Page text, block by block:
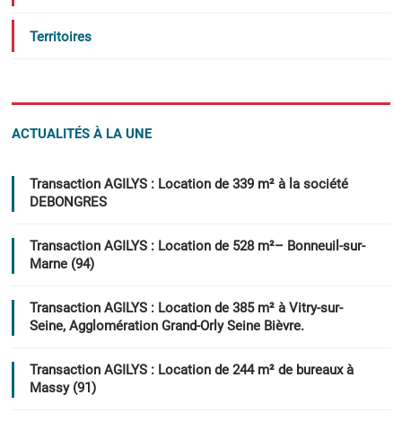
Territoires
ACTUALITÉS À LA UNE
Transaction AGILYS : Location de 339 m² à la société
DEBONGRES
Transaction AGILYS : Location de 528 m²– Bonneuil-sur-
Marne (94)
Transaction AGILYS : Location de 385 m² à Vitry-sur-
Seine, Agglomération Grand-Orly Seine Bièvre.
Transaction AGILYS : Location de 244 m² de bureaux à
Massy (91)